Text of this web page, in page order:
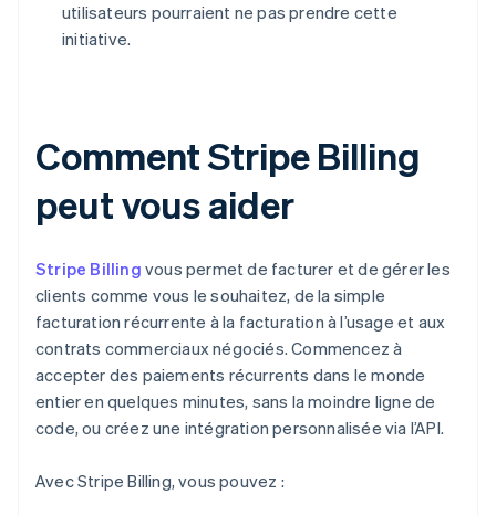
utilisateurs pourraient ne pas prendre cette
initiative.
Comment Stripe Billing
peut vous aider
Stripe Billing vous permet de facturer et de gérer les
clients comme vous le souhaitez, de la simple
facturation récurrente à la facturation à l’usage et aux
contrats commerciaux négociés. Commencez à
accepter des paiements récurrents dans le monde
entier en quelques minutes, sans la moindre ligne de
code, ou créez une intégration personnalisée via l’API.
Avec Stripe Billing, vous pouvez :